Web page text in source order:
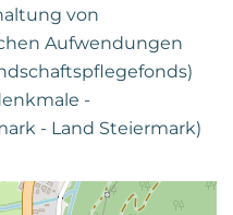
von
Aufwendungen
-
- Land Steiermark)